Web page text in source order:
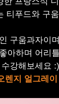
티푸드와 구
구움과자이며
아하며 어리
강해보세요 :)
렌지 얼그레